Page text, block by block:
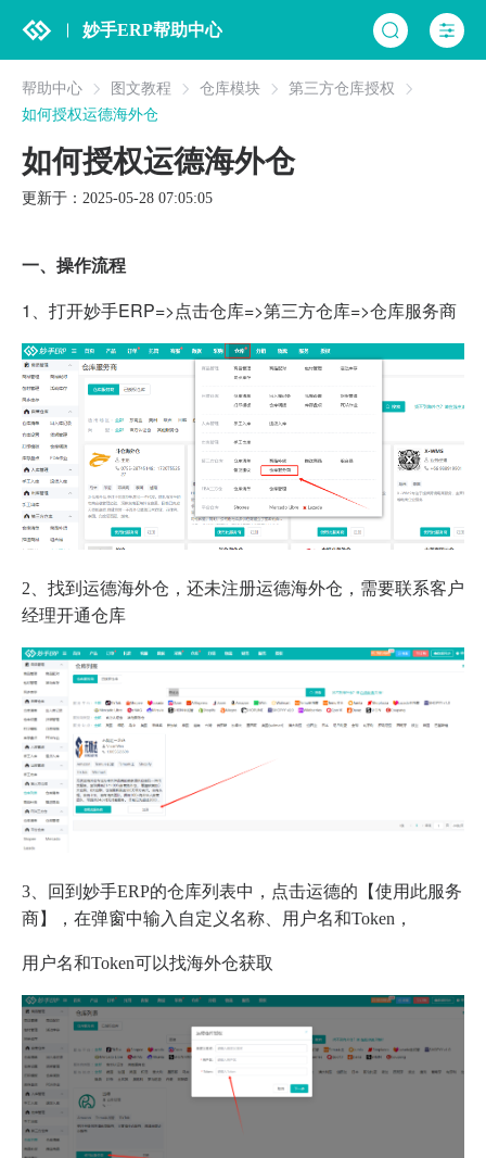
妙手ERP帮助中心
帮助中心 图文教程 仓库模块
第三方仓库授权
如何授权运德海外仓
如何授权运德海外仓
更新于：2025-05-28 07:05:05
一、操作流程
1、打开妙手ERP=>点击仓库=>第三方仓库=>仓库服务商
2、找到运德海外仓，还未注册运德海外仓，需要联系客户
经理开通仓库
3、回到妙手ERP的仓库列表中，点击运德的【使用此服务
商】，在弹窗中输入自定义名称、用户名和Token，
用户名和Token可以找海外仓获取